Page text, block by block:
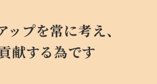
プを常に考え、
献する為です